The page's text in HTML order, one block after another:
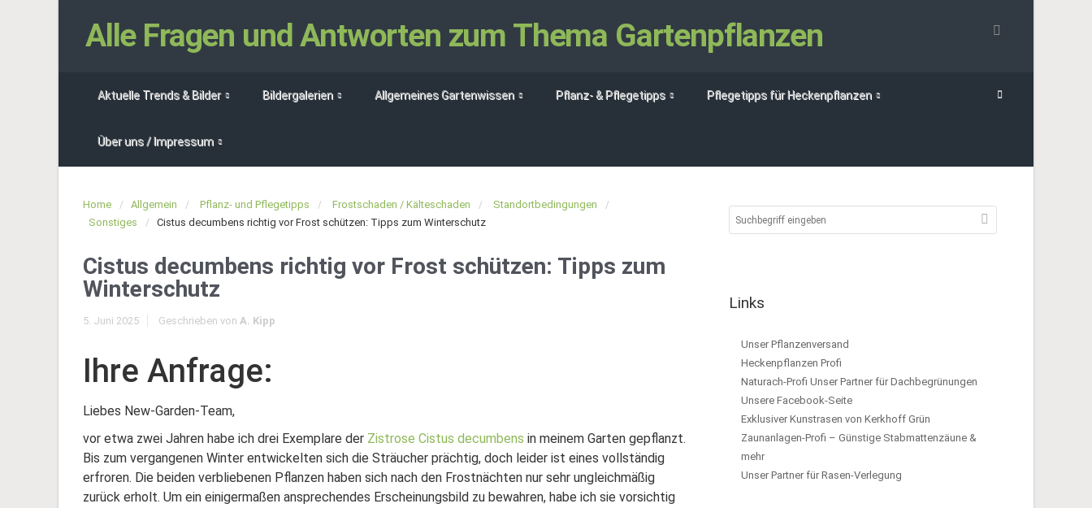
Alle Fragen und Antworten zum Thema Gartenpflanzen
Aktuelle Trends & Bilder Bildergalerien Allgemeines Gartenwissen Pflanz- & Pflegetipps Pflegetipps für Heckenpflanzen
Über uns / Impressum
Home Allgemein Pflanz- und Pflegetipps Frostschaden / Kälteschaden
Standortbedingungen
Sonstiges
Cistus decumbens richtig vor Frost schützen: Tipps zum Winterschutz
Cistus decumbens richtig vor Frost schützen: Tipps zum
Winterschutz
5. Juni 2025 Geschrieben von A. Kipp
Ihre Anfrage:
Liebes New-Garden-Team,
vor etwa zwei Jahren habe ich drei Exemplare der Zistrose Cistus decumbens in meinem Garten gepflanzt.
Bis zum vergangenen Winter entwickelten sich die Sträucher prächtig, doch leider ist eines vollständig
erfroren. Die beiden verbliebenen Pflanzen haben sich nach den Frostnächten nur sehr ungleichmäßig
zurück erholt. Um ein einigermaßen ansprechendes Erscheinungsbild zu bewahren, habe ich sie vorsichtig
Links
Unser Pflanzenversand
Heckenpflanzen Profi
Naturach-Profi Unser Partner für Dachbegrünungen
Unsere Facebook-Seite
Exklusiver Kunstrasen von Kerkhoff Grün
Zaunanlagen-Profi – Günstige Stabmattenzäune &
mehr
Unser Partner für Rasen-Verlegung